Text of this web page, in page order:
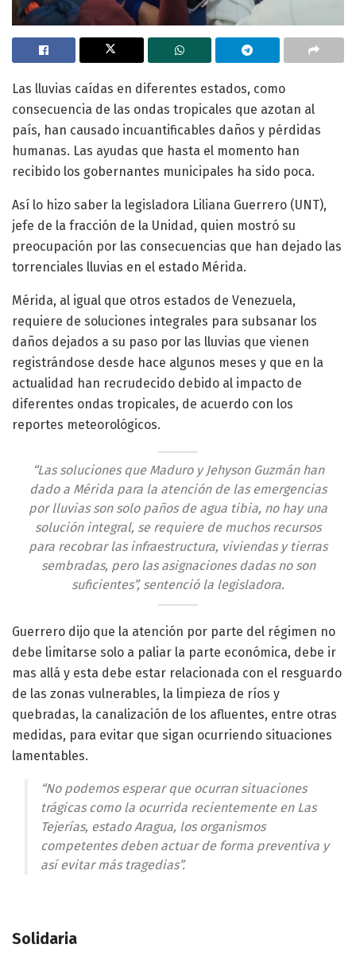
Las lluvias caídas en diferentes estados, como
consecuencia de las ondas tropicales que azotan al
país, han causado incuantificables daños y pérdidas
humanas. Las ayudas que hasta el momento han
recibido los gobernantes municipales ha sido poca.
Así lo hizo saber la legisladora Liliana Guerrero (UNT),
jefe de la fracción de la Unidad, quien mostró su
preocupación por las consecuencias que han dejado las
torrenciales lluvias en el estado Mérida.
Mérida, al igual que otros estados de Venezuela,
requiere de soluciones integrales para subsanar los
daños dejados a su paso por las lluvias que vienen
registrándose desde hace algunos meses y que en la
actualidad han recrudecido debido al impacto de
diferentes ondas tropicales, de acuerdo con los
reportes meteorológicos.
“Las soluciones que Maduro y Jehyson Guzmán han
dado a Mérida para la atención de las emergencias
por lluvias son solo paños de agua tibia, no hay una
solución integral, se requiere de muchos recursos
para recobrar las infraestructura, viviendas y tierras
sembradas, pero las asignaciones dadas no son
suficientes”, sentenció la legisladora.
Guerrero dijo que la atención por parte del régimen no
debe limitarse solo a paliar la parte económica, debe ir
mas allá y esta debe estar relacionada con el resguardo
de las zonas vulnerables, la limpieza de ríos y
quebradas, la canalización de los afluentes, entre otras
medidas, para evitar que sigan ocurriendo situaciones
lamentables.
“No podemos esperar que ocurran situaciones
trágicas como la ocurrida recientemente en Las
Tejerías, estado Aragua, los organismos
competentes deben actuar de forma preventiva y
así evitar más tragedias”.
Solidaria